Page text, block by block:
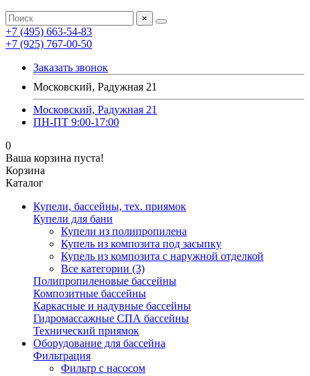
×
+7 (495) 663-54-83
+7 (925) 767-00-50
Заказать звонок
Московский, Радужная 21
Московский, Радужная 21
ПН-ПТ 9:00-17:00
0
Ваша корзина пуста!
Корзина
Каталог
Купели, бассейны, тех. приямок
Купели для бани
Купели из полипропилена
Купель из композита под засыпку
Купель из композита с наружной отделкой
Все категории (3)
Полипропиленовые бассейны
Композитные бассейны
Каркасные и надувные бассейны
Гидромассажные СПА бассейны
Технический приямок
Оборудование для бассейна
Фильтрация
Фильтр с насосом